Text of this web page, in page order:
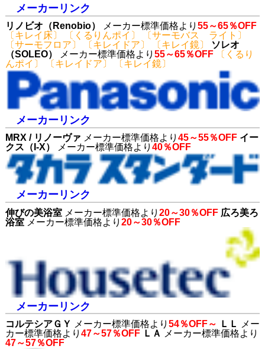
メーカーリンク
リノビオ（Renobio） メーカー標準価格より 55～65％OFF
〔キレイ床〕 〔くるりんポイ〕 〔サーモバス ライト〕
〔サーモフロア〕 〔キレイドア〕 〔キレイ鏡〕
ソレオ
（SOLEO）
メーカー標準価格より 55～65％OFF
〔くるり
んポイ〕 〔キレイドア〕 〔キレイ鏡〕
メーカーリンク
MRX / リノーヴァ メーカー標準価格より 45～55％OFF イー
クス（I-X）
メーカー標準価格より 40％OFF
メーカーリンク
伸びの美浴室メーカー標準価格より 20～30％OFF 広ろ美ろ
浴室メーカー標準価格より 20～30％OFF
メーカーリンク
コルテシアＧＹ メーカー標準価格より 54％OFF～ ＬＬ
メー
カー標準価格より 47～57％OFF ＬＡ
メーカー標準価格より
47～57％OFF